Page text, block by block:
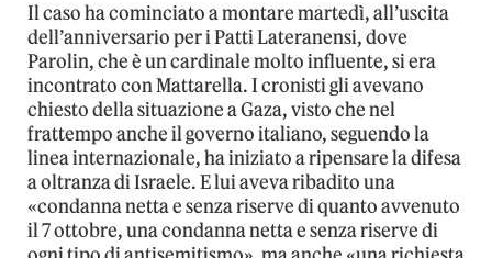
Il caso ha cominciato a montare martedì, all’uscita
dell’anniversario per i Patti Lateranensi, dove
Parolin, che è un cardinale molto influente, si era
incontrato con Mattarella. I cronisti gli avevano
chiesto della situazione a Gaza, visto che nel
frattempo anche il governo italiano, seguendo la
linea internazionale, ha iniziato a ripensare la difesa
a oltranza di Israele. E lui aveva ribadito una
«condanna netta e senza riserve di quanto avvenuto
il 7 ottobre, una condanna netta e senza riserve di